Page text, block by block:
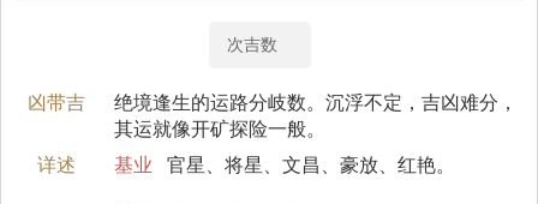
次吉数
凶带吉
绝境逢生的运路分岐数。沉浮不定，吉凶难分，
其运就像开矿探险一般。
详述
基业 官星、将星、文昌、豪放、红艳。